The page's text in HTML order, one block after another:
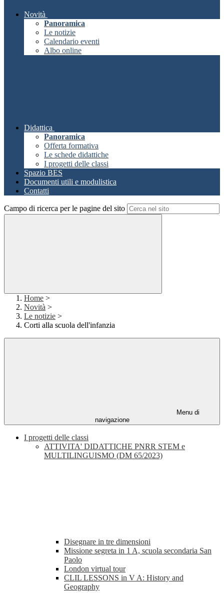
Novità
Panoramica
Le notizie
Calendario eventi
Albo online
Didattica
Panoramica
Offerta formativa
Le schede didattiche
I progetti delle classi
Spazio BES
Documenti utili e modulistica
Contatti
Campo di ricerca per le pagine del sito
Home >
Novità >
Le notizie >
Corti alla scuola dell'infanzia
Menu di
navigazione
I progetti delle classi
ATTIVITA' DIDATTICHE PNRR STEM e
MULTILINGUISMO (DM 65/2023)
Disegnare in tre dimensioni
Missione segreta in 1 A, scuola secondaria San
Paolo
London virtual tour
CLIL LESSONS in V A: History and
Geography